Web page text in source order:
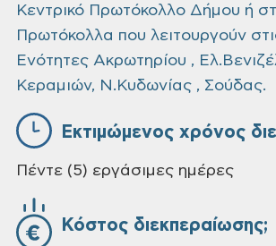
Κεντρικό Πρωτόκολλο Δήμου ή
Πρωτόκολλα που λειτουργούν
Ενότητες Ακρωτηρίου ,
Κεραμιών, Ν.Κυδωνίας , Σούδας.
Εκτιμώμενος χρόνος
Πέντε (5) εργάσιμες ημέρες
Κόστος διεκπεραίωσης;